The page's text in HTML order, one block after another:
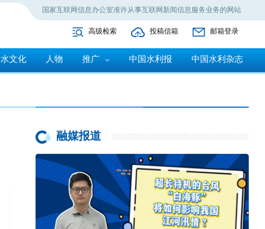
国家互联网信息办公室准许从事互联网新闻信息服务业务的网站
高级检索 投稿信箱 邮箱登录
水文化 人物 推广 中国水利报 中国水利杂志
融媒报道